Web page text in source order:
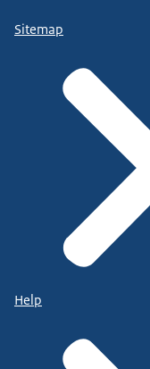
Sitemap
Help